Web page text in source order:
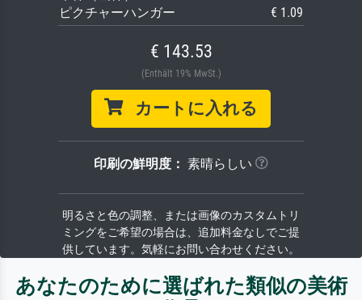
ピクチャーハンガー
€ 1.09
€ 143.53
(Enthält 19% MwSt.)
カートに入れる
印刷の鮮明度： 素晴らしい
明るさと色の調整、または画像のカスタムトリ
ミングをご希望の場合は、追加料金なしでご提
供しています。気軽にお問い合わせください。
あなたのために選ばれた類似の美術